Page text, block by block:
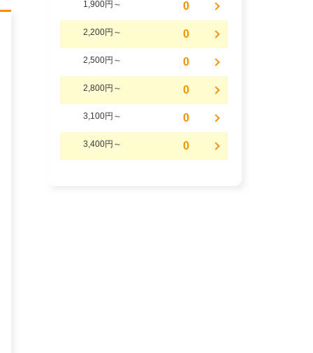
1,900円～ 0
2,200円～ 0
2,500円～ 0
2,800円～ 0
3,100円～ 0
3,400円～ 0